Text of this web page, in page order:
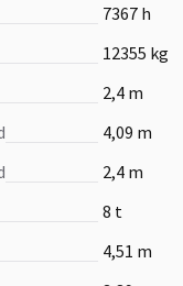
7367 h
12355 kg
2,4 m
4,09 m
2,4 m
8 t
4,51 m